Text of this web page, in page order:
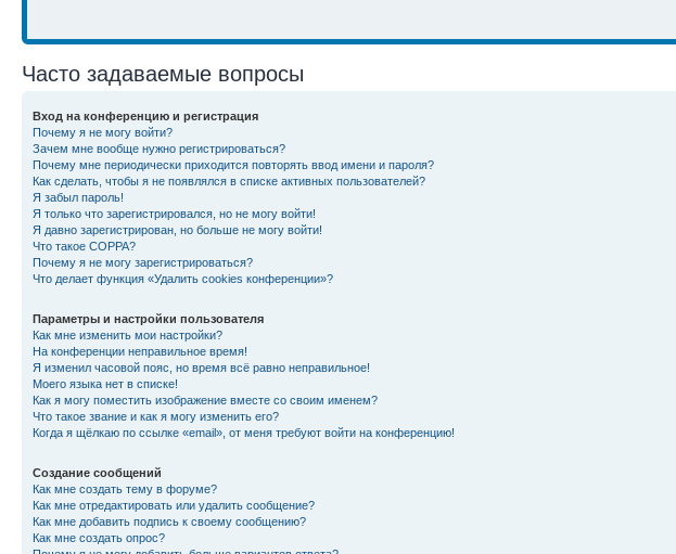
Часто задаваемые вопросы
Вход на конференцию и регистрация
Почему я не могу войти?
Зачем мне вообще нужно регистрироваться?
Почему мне периодически приходится повторять ввод имени и пароля?
Как сделать, чтобы я не появлялся в списке активных пользователей?
Я забыл пароль!
Я только что зарегистрировался, но не могу войти!
Я давно зарегистрирован, но больше не могу войти!
Что такое COPPA?
Почему я не могу зарегистрироваться?
Что делает функция «Удалить cookies конференции»?
Параметры и настройки пользователя
Как мне изменить мои настройки?
На конференции неправильное время!
Я изменил часовой пояс, но время всё равно неправильное!
Моего языка нет в списке!
Как я могу поместить изображение вместе со своим именем?
Что такое звание и как я могу изменить его?
Когда я щёлкаю по ссылке «email», от меня требуют войти на конференцию!
Создание сообщений
Как мне создать тему в форуме?
Как мне отредактировать или удалить сообщение?
Как мне добавить подпись к своему сообщению?
Как мне создать опрос?